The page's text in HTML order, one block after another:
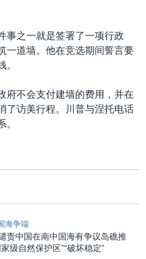
事之一就是签署了一项行政
一道墙。他在竞选期间誓言要
。
府不会支付建墙的费用，并在
了访美行程。川普与涅托电话
。
海争端
责中国在南中国海有争议岛礁推
级自然保护区”“破坏稳定”